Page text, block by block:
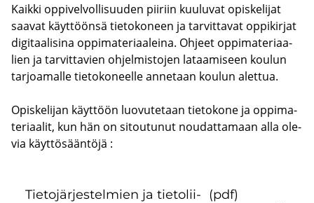
Kaik­ki op­pi­vel­vol­li­suu­den pii­riin kuu­lu­vat opis­ke­li­jat
saa­vat käyt­töön­sä tie­to­ko­neen ja tar­vit­ta­vat op­pi­kir­jat
di­gi­taa­li­si­na op­pi­ma­te­ri­aa­lei­na. Oh­jeet op­pi­ma­te­ri­aa­
lien ja tar­vit­ta­vien oh­jel­mis­to­jen la­taa­mi­seen kou­lun
tar­joa­mal­le tie­to­ko­neel­le an­ne­taan kou­lun alet­tua.
Opis­ke­li­jan käyt­töön luo­vu­te­taan tie­to­ko­ne ja op­pi­ma­
te­ri­aa­lit, kun hän on si­tou­tu­nut nou­dat­ta­maan alla ole­
via käyt­tö­sään­tö­jä :
Tie­to­jär­jes­tel­mien ja tie­to­lii­ (pdf)